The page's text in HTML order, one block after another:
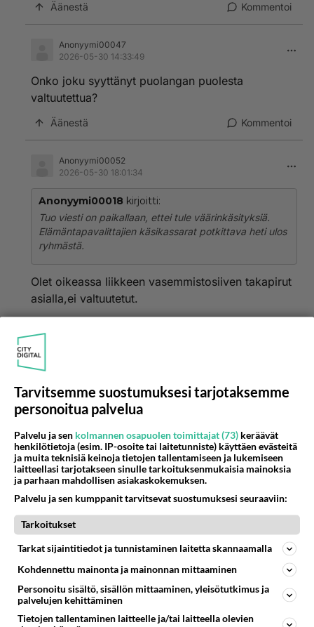
Äänestä Kommentoi
Anonyymi00047
2026-05-30 14:33:49
Onko joku syyttänyt puolangan puolesta
valtuutettua?
Äänestä Kommentoi
Anonyymi00052
2026-05-30 18:01:34
Anonyymi00018 kirjoitti:
Tuo viesti on paikallaan, ettei tule väärinkäsityksiä.
Elämäntapavalittajien käsikassarat potkittava heti ulos
ryhmästä.
Olet oikeassa liikkeen vasemmistosiiven takapirut
asialla,ei valtuutetut.
Tottakai ketkä muut voi olla noin tyhmiä ?
Anonyymi00101
2026-05-31 15:56:40
Anonyymi00065kirjoitti:
Tottakai ketkä muut voi olla noin tyhmiä ?
Oliko joku mamu?
Kommentoi
Anonyymi00115
Tarvitsemme suostumuksesi tarjotaksemme
personoitua palvelua
Palvelu ja sen kolmannen osapuolen toimittajat (73) keräävät
henkilötietoja (esim. IP-osoite tai laitetunniste) käyttäen evästeitä
ja muita teknisiä keinoja tietojen tallentamiseen ja lukemiseen
laitteellasi tarjotakseen sinulle tarkoituksenmukaisia mainoksia
ja parhaan mahdollisen asiakaskokemuksen.
Palvelu ja sen kumppanit tarvitsevat suostumuksesi seuraaviin:
Tarkoitukset
Tarkat sijaintitiedot ja tunnistaminen laitetta skannaamalla
Kohdennettu mainonta ja mainonnan mittaaminen
Personoitu sisältö, sisällön mittaaminen, yleisötutkimus ja
palvelujen kehittäminen
Tietojen tallentaminen laitteelle ja/tai laitteella olevien